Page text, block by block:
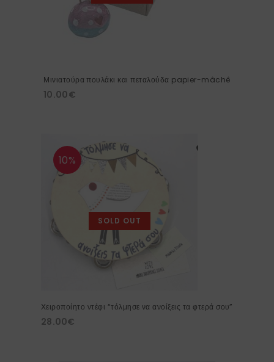
Μινιατούρα πουλάκι και πεταλούδα papier-mâchê
10.00€
10%
SOLD OUT
Χειροποίητο ντέφι “τόλμησε να ανοίξεις τα φτερά σου”
28.00€